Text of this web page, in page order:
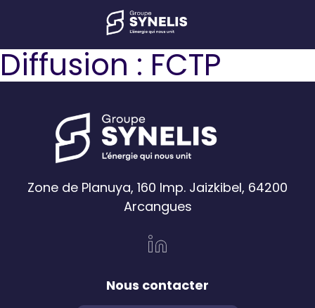
Diffusion : FCTP
Zone de Planuya, 160 Imp. Jaizkibel, 64200
Arcangues
Nous contacter